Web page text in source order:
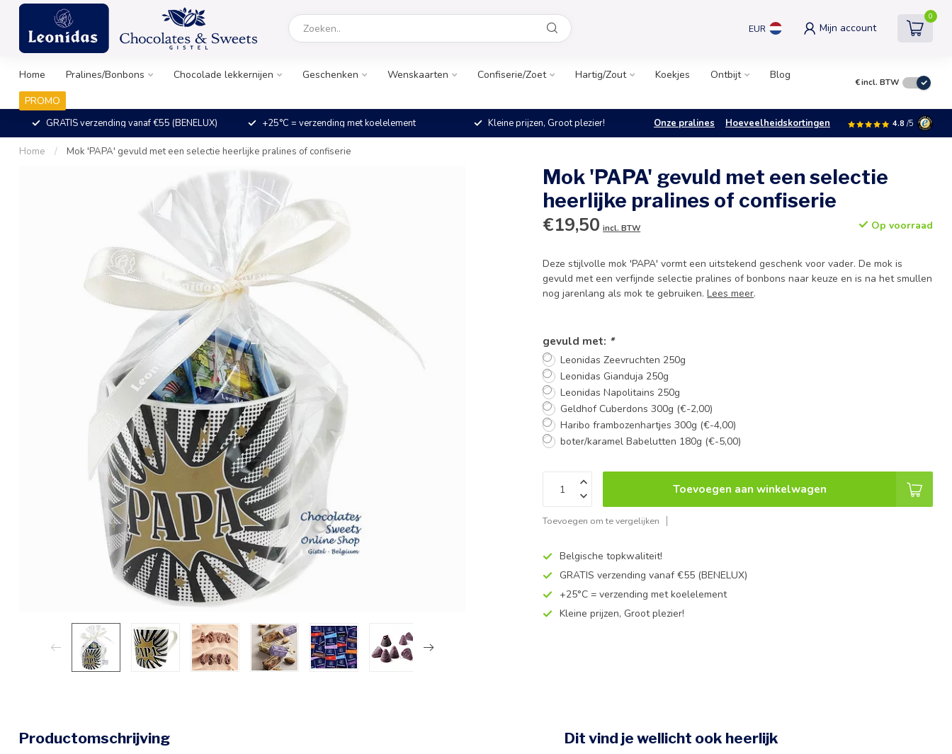
EUR Mijn account
0
Home Pralines/Bonbons Chocolade lekkernijen Geschenken Wenskaarten Confiserie/Zoet Hartig/Zout Koekjes Ontbijt
Blog
PROMO
€incl. BTW
GRATIS verzending vanaf €55 (BENELUX) +25°C = verzending met koelelement Kleine prijzen, Groot plezier! Onze pralines Hoeveelheidskortingen 4.8 /5
Home / Mok 'PAPA' gevuld met een selectie heerlijke pralines of confiserie
Mok 'PAPA' gevuld met een selectie
heerlijke pralines of confiserie
€19,50 incl. BTW Op voorraad
Deze stijlvolle mok 'PAPA' vormt een uitstekend geschenk voor vader. De mok is
gevuld met een verfijnde selectie pralines of bonbons naar keuze en is na het smullen
nog jarenlang als mok te gebruiken.Lees meer.
gevuld met: *
Leonidas Zeevruchten 250g
Leonidas Gianduja 250g
Leonidas Napolitains 250g
Geldhof Cuberdons 300g (€-2,00)
Haribo frambozenhartjes 300g (€-4,00)
boter/karamel Babelutten 180g (€-5,00)
Toevoegen aan winkelwagen
Toevoegen om te vergelijken
Belgische topkwaliteit!
GRATIS verzending vanaf €55 (BENELUX)
+25°C = verzending met koelelement
Kleine prijzen, Groot plezier!
Productomschrijving Dit vind je wellicht ook heerlijk